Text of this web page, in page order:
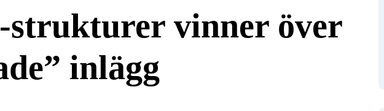
strukturer vinner över
inlägg